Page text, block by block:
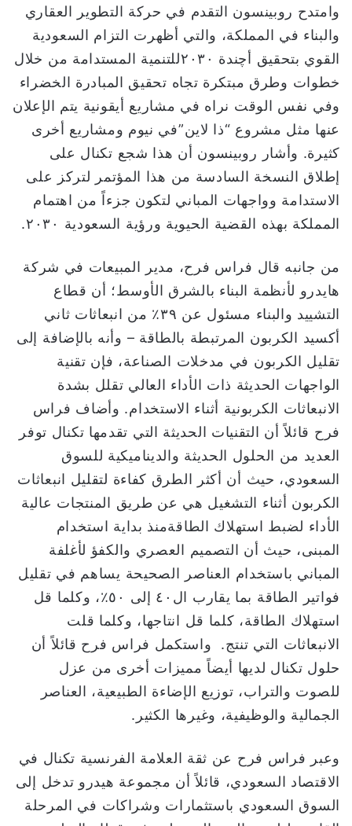
وامتدح روبينسون التقدم في حركة التطوير العقاري
والبناء في المملكة، والتي أظهرت التزام السعودية
القوي بتحقيق أچندة ٢٠٣٠للتنمية المستدامة من خلال
خطوات وطرق مبتكرة تجاه تحقيق المبادرة الخضراء
وفي نفس الوقت نراه في مشاريع أيقونية يتم الإعلان
عنها مثل مشروع “ذا لاين”في نيوم ومشاريع أخرى
كثيرة. وأشار روبينسون أن هذا شجع تكنال على
إطلاق النسخة السادسة من هذا المؤتمر لتركز على
الاستدامة وواجهات المباني لتكون جزءاً من اهتمام
المملكة بهذه القضية الحيوية ورؤية السعودية ٢٠٣٠.
من جانبه قال فراس فرح، مدير المبيعات في شركة
هايدرو لأنظمة البناء بالشرق الأوسط؛ أن قطاع
التشييد والبناء مسئول عن ٣٩٪ من انبعاثات ثاني
أكسيد الكربون المرتبطة بالطاقة – وأنه بالإضافة إلى
تقليل الكربون في مدخلات الصناعة، فإن تقنية
الواجهات الحديثة ذات الأداء العالي تقلل بشدة
الانبعاثات الكربونية أثناء الاستخدام. وأضاف فراس
فرح قائلاً أن التقنيات الحديثة التي تقدمها تكنال توفر
العديد من الحلول الحديثة والديناميكية للسوق
السعودي، حيث أن أكثر الطرق كفاءة لتقليل انبعاثات
الكربون أثناء التشغيل هي عن طريق المنتجات عالية
الأداء لضبط استهلاك الطاقةمنذ بداية استخدام
المبنى، حيث أن التصميم العصري والكفؤ لأغلفة
المباني باستخدام العناصر الصحيحة يساهم في تقليل
فواتير الطاقة بما يقارب ال٤٠ إلى ٥٠٪، وكلما قل
استهلاك الطاقة، كلما قل انتاجها، وكلما قلت
الانبعاثات التي تنتج. واستكمل فراس فرح قائلاً أن
حلول تكنال لديها أيضاً مميزات أخرى من عزل
للصوت والتراب، توزيع الإضاءة الطبيعية، العناصر
الجمالية والوظيفية، وغيرها الكثير.
وعبر فراس فرح عن ثقة العلامة الفرنسية تكنال في
الاقتصاد السعودي، قائلاً أن مجموعة هيدرو تدخل إلى
السوق السعودي باستثمارات وشراكات في المرحلة